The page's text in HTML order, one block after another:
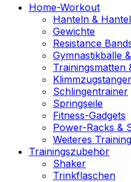
Home-Workout
Hanteln &
Gewichte
Resistance
Gymnastikbälle
Trainingsmatten
Schlingentrainer
Springseile
Fitness-Gadgets
Power-Racks &
Weiteres
Trainingszubehör
Shaker
Trinkflaschen